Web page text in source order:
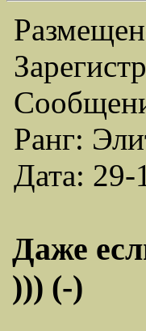
Ранг:
Дата: 29-
Даже
))) (-)